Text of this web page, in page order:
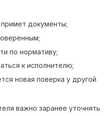
документы;
по нормативу;
к исполнителю;
новая поверка у другой
важно заранее уточнять